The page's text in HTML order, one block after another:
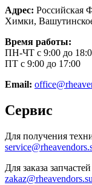
Адрес: Российская
Химки,
Время работы:
ПН-ЧТ с 9:00 до
ПТ с 9:00 до 17:00
Email:
Сервис
Для получения
Для заказа
zakaz@rheavendors.su